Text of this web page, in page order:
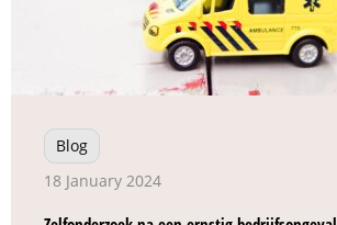
Blog
18 January 2024